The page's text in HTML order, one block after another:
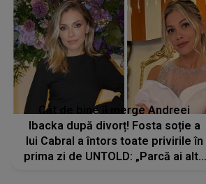
Cât de bine îi merge Andreei
Ibacka după divorț! Fosta soție a
lui Cabral a întors toate privirile în
prima zi de UNTOLD: „Parcă ai altă